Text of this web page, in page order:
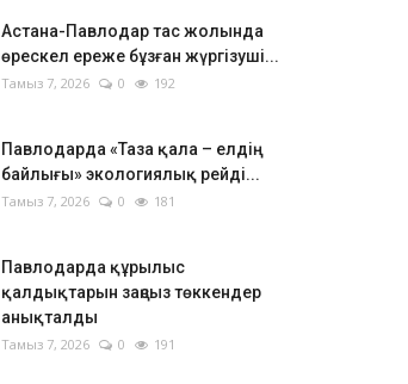
Астана-Павлодар тас жолында
өрескел ереже бұзған жүргізуші...
Тамыз 7, 2026 0 192
Павлодарда «Таза қала – елдің
байлығы» экологиялық рейді...
Тамыз 7, 2026 0 181
Павлодарда құрылыс
қалдықтарын заңсыз төккендер
анықталды
Тамыз 7, 2026 0 191